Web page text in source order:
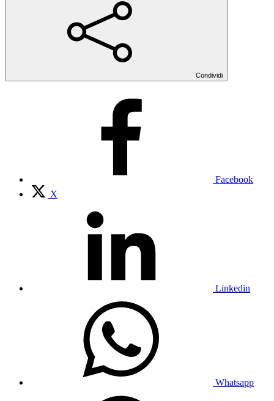
Condividi
Facebook
X
Linkedin
Whatsapp